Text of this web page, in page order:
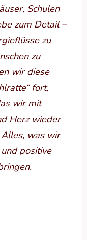
Schulen
zum Detail –
zu
zu
wir diese
fort,
wir mit
Herz wieder
was wir
positive